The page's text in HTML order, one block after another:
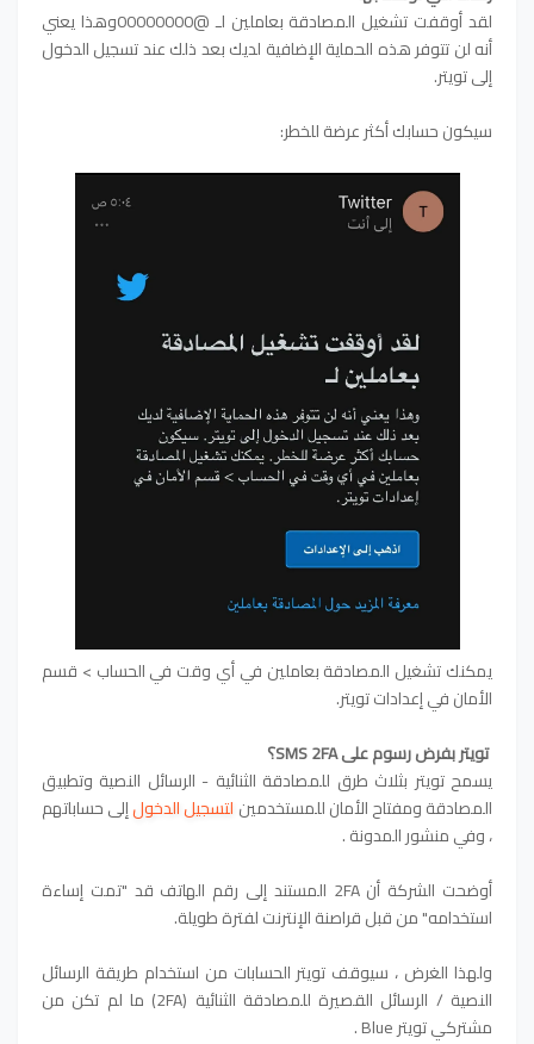
لقد أوقفت تشغيل المصادقة بعاملين لـ @00000000وهذا يعني
أنه لن تتوفر هذه الحماية الإضافية لديك بعد ذلك عند تسجيل الدخول
إلى تويتر.
سيكون حسابك أكثر عرضة للخطر:
يمكنك تشغيل المصادقة بعاملين في أي وقت في الحساب > قسم
الأمان في إعدادات تويتر.
تويتر بفرض رسوم على SMS 2FA؟
يسمح تويتر بثلاث طرق للمصادقة الثنائية - الرسائل النصية وتطبيق
المصادقة ومفتاح الأمان للمستخدمين لتسجيل الدخولإلى حساباتهم
، وفي منشور المدونة .
أوضحت الشركة أن 2FA المستند إلى رقم الهاتف قد "تمت إساءة
استخدامه" من قبل قراصنة الإنترنت لفترة طويلة.
ولهذا الغرض ، سيوقف تويتر الحسابات من استخدام طريقة الرسائل
النصية / الرسائل القصيرة للمصادقة الثنائية (2FA) ما لم تكن من
مشتركي تويتر Blue .